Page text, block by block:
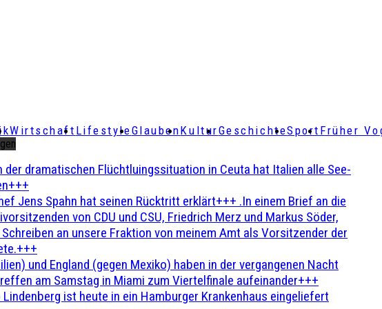
Wirtschaft LifestyleGlaubenKulturGeschichteSport Früher
der dramatischen Flüchtluingssituation in Ceuta hat Italien alle See-
Jens Spahn hat seinen Rücktritt erklärt+++ .In einem Brief an die
von CDU und CSU, Friedrich Merz und Markus Söder,
an unsere Fraktion von meinem Amt als Vorsitzender der
und England (gegen Mexiko) haben in der vergangenen Nacht
am Samstag in Miami zum Viertelfinale aufeinander+++
ist heute in ein Hamburger Krankenhaus eingeliefert